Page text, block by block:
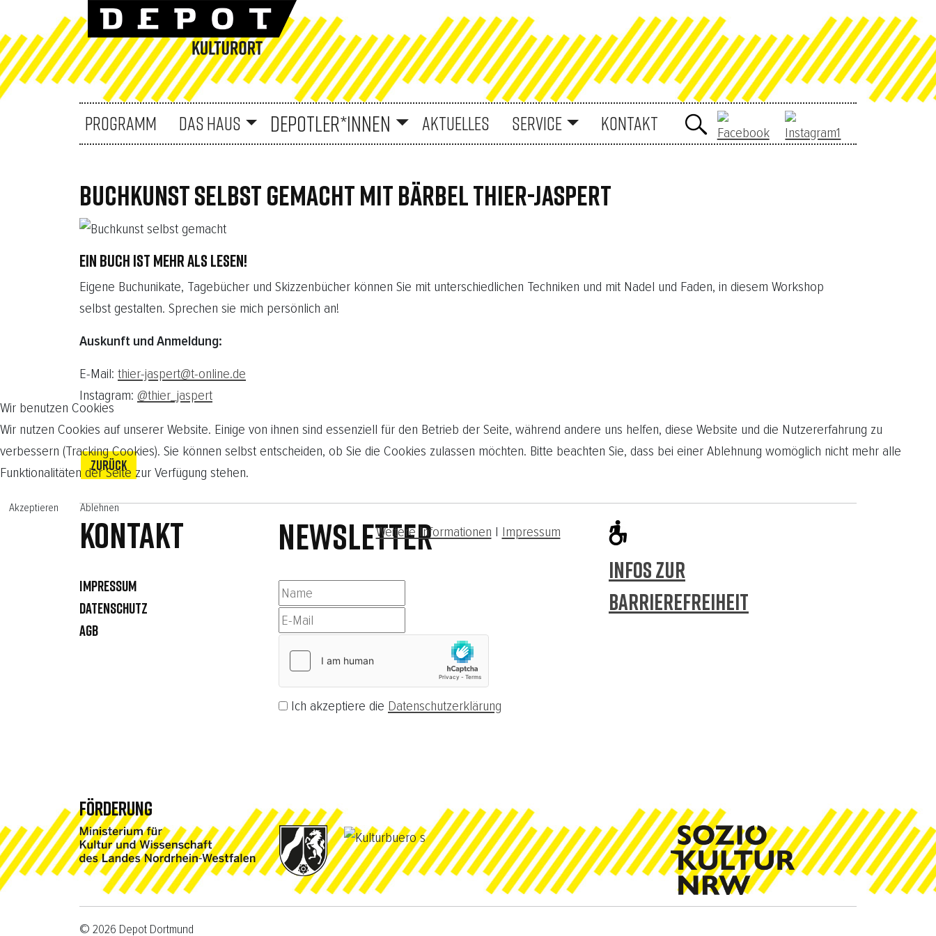
PROGRAMM DAS HAUS DEPOTLER*INNEN AKTUELLES SERVICE KONTAKT
BUCHKUNST SELBST GEMACHT MIT BÄRBEL THIER-JASPERT
EIN BUCH IST MEHR ALS LESEN!
Eigene Buchunikate, Tagebücher und Skizzenbücher können Sie mit unterschiedlichen Techniken und mit Nadel und Faden, in diesem Workshop
selbst gestalten. Sprechen sie mich persönlich an!
Auskunft und Anmeldung:
E-Mail: thier-jaspert@t-online.de
Instagram: @thier_jaspert
ZURÜCK
Kontakt
IMPRESSUM
DATENSCHUTZ
AGB
NEWSLETTER
Ich akzeptiere die Datenschutzerklärung
INFOS ZUR
BARRIEREFREIHEIT
FÖRDERUNG
© 2026 Depot Dortmund
Wir benutzen Cookies
Wir nutzen Cookies auf unserer Website. Einige von ihnen sind essenziell für den Betrieb der Seite, während andere uns helfen, diese Website und die Nutzererfahrung zu
verbessern (Tracking Cookies). Sie können selbst entscheiden, ob Sie die Cookies zulassen möchten. Bitte beachten Sie, dass bei einer Ablehnung womöglich nicht mehr alle
Funktionalitäten der Seite zur Verfügung stehen.
Akzeptieren Ablehnen
Weitere Informationen | Impressum